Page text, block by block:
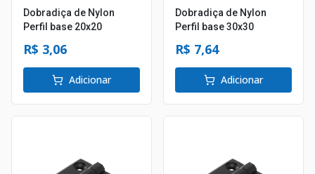
Dobradiça de Nylon
Perfil base 20x20
R$ 3,06
Adicionar
Dobradiça de Nylon
Perfil base 30x30
R$ 7,64
Adicionar